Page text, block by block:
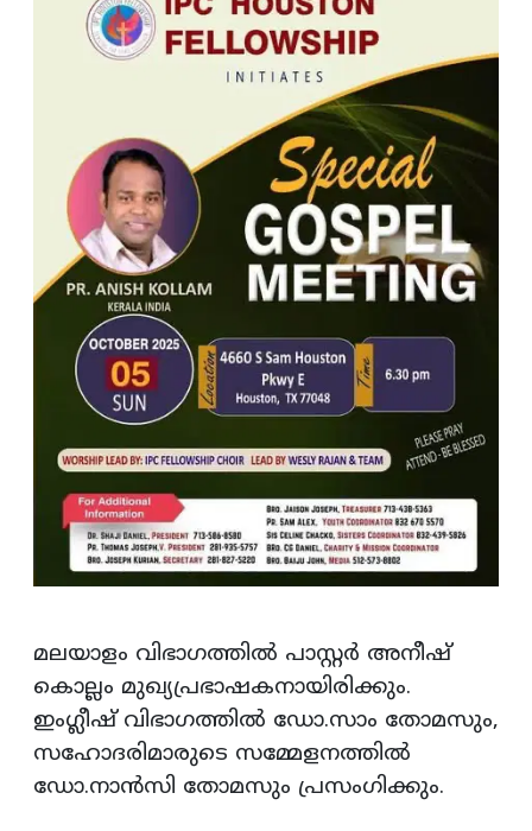
മലയാളം വിഭാഗത്തില്‍ പാസ്റ്റര്‍ അനീഷ്
കൊല്ലം മുഖ്യപ്രഭാഷകനായിരിക്കും.
ഇംഗ്ലീഷ് വിഭാഗത്തില്‍ ഡോ.സാം തോമസും,
സഹോദരിമാരുടെ സമ്മേളനത്തില്‍
ഡോ.നാന്‍സി തോമസും പ്രസംഗിക്കും.